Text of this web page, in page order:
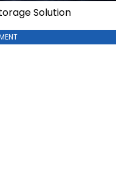
Solution